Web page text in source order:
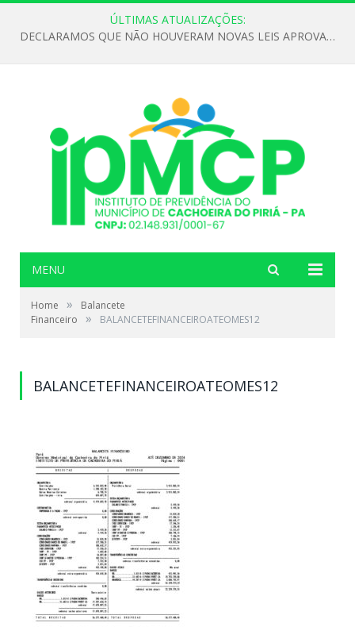
ÚLTIMAS ATUALIZAÇÕES:
DECLARAMOS QUE NÃO HOUVERAM NOVAS LEIS APROVADAS ATÉ O MOMENTO PARA O INSTITUTO DE PREVIDÊNCIA NO ANO DE 2026
MENU
Home »
Balancete
Financeiro
» BALANCETEFINANCEIROATEOMES12
BALANCETEFINANCEIROATEOMES12